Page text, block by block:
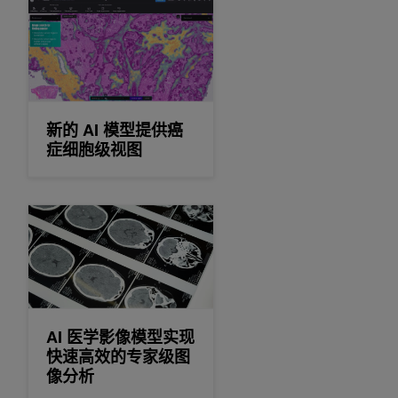
新的 AI 模型提供癌
症细胞级视图
新的 AI 模型提供癌症细胞级视图
AI 医学影像模型实现
快速高效的专家级图
像分析
AI 医学影像模型实现快速高效的专家级图像分析